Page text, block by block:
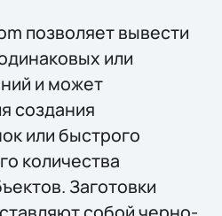
позволяет вывести
или
и может
создания
или быстрого
количества
Заготовки